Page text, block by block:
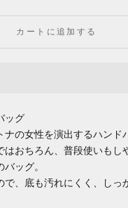
カートに追加する
ッグ
の女性を演出するハンド
はおちろん、普段使いもし
ッグ。
で、底も汚れにくく、しっ